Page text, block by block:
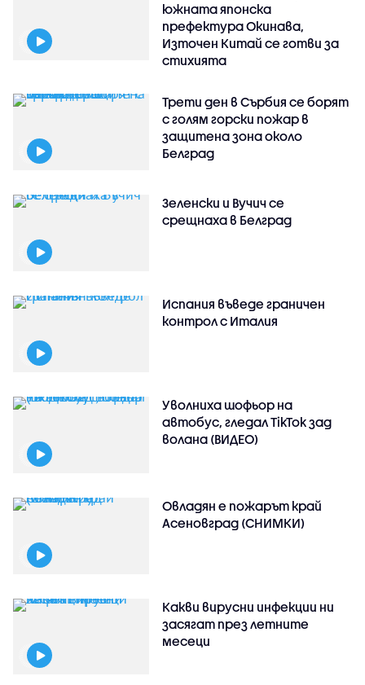
южната японска
префектура Окинава,
Източен Китай се готви за
стихията
Трети ден в Сърбия се борят
с голям горски пожар в
защитена зона около
Белград
Зеленски и Вучич се
срещнаха в Белград
Испания въведе граничен
контрол с Италия
Уволниха шофьор на
автобус, гледал TikTok зад
волана (ВИДЕО)
Овладян е пожарът край
Асеновград (СНИМКИ)
Какви вирусни инфекции ни
засягат през летните
месеци